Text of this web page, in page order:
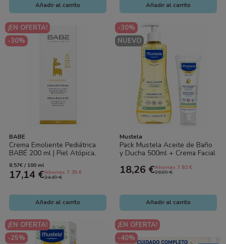
Añadir al carrito Añadir al carrito
¡EN OFERTA!
-30%
BABE
Crema Emoliente Pediátrica
BABÉ 200 ml | Piel Atópica,
Muy Seca y Sensible
8,57€ / 100 ml
17,14 €Ahorras 7.35 €
24,49 €
Añadir al carrito
-30%
NUEVO
Mustela
Pack Mustela Aceite de Baño
y Ducha 500ml + Crema Facial
18,26 €Ahorras 7.83 €
26,09 €
Añadir al carrito
¡EN OFERTA!
-25%
¡EN OFERTA!
-40%